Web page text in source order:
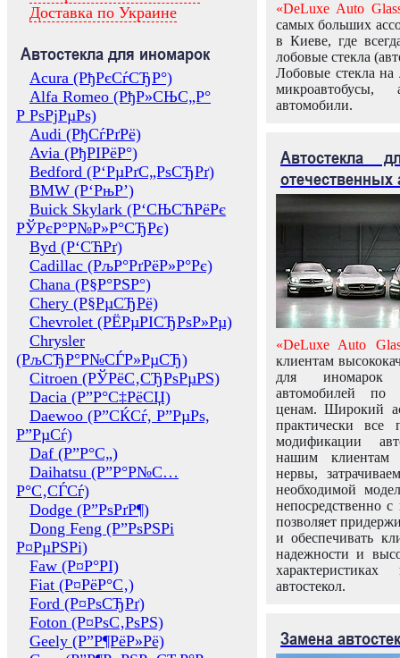
Доставка по Украине
Автостекла для иномарок
Acura (РђРєСѓСЂР°)
Alfa Romeo (РђР»СЊС„Р°
Р РѕРјРµРѕ)
Audi (РђСѓРґРё)
Avia (РђРІРёР°)
Bedford (Р‘РµРґС„РѕСЂРґ)
BMW (Р‘РњР’)
Buick Skylark (Р‘СЊСЋРёРє
РЎРєР°Р№Р»Р°СЂРє)
Byd (Р‘СЋРґ)
Cadillac (РљР°РґРёР»Р°Рє)
Chana (Р§Р°РЅР°)
Chery (Р§РµСЂРё)
Chevrolet (РЁРµРІСЂРѕР»Рµ)
Chrysler
(РљСЂР°Р№СЃР»РµСЂ)
Citroen (РЎРёС‚СЂРѕРµРЅ)
Dacia (Р”Р°С‡РёСЏ)
Daewoo (Р”СЌСѓ, Р”РµРѕ,
Р”РµСѓ)
Daf (Р”Р°С„)
Daihatsu (Р”Р°Р№С…
Р°С‚СЃСѓ)
Dodge (Р”РѕРґР¶)
Dong Feng (Р”РѕРЅРі
Р¤РµРЅРі)
Faw (Р¤Р°РІ)
Fiat (Р¤РёР°С‚)
Ford (Р¤РѕСЂРґ)
Foton (Р¤РѕС‚РѕРЅ)
Geely (Р”Р¶РёР»Рё)
«DeLuxe Auto
самых больших
в Киеве, где
лобовые стекла
Лобовые стекла на
микроавтобусы,
автомобили.
Автостекла
отечественных
«DeLuxe Auto
клиентам
для иномарок
автомобилей
ценам. Широкий
практически все
модификации
нашим клиентам
нервы,
необходимой
непосредственно
позволяет
и обеспечивать
надежности и
автостекол.
Замена